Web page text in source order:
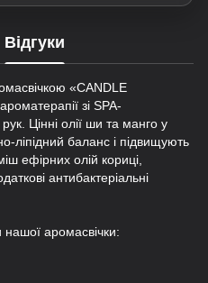
Відгуки
«CANDLE
зі SPA-
Цінні олії ши та манго у
ліпідний баланс і підвищують
ефірних олій кориці,
антибактеріальні
аромасвічки: